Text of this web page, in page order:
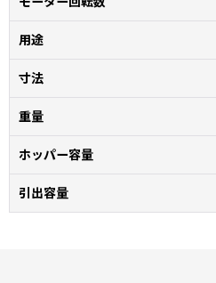
用途
寸法
重量
ホッパー容量
引出容量